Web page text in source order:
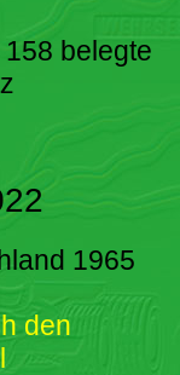
belegte
1965
den